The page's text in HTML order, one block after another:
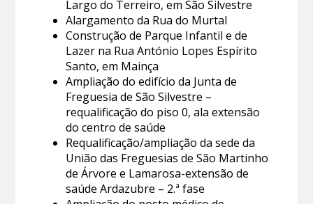
Largo do Terreiro, em São Silvestre
Alargamento da Rua do Murtal
Construção de Parque Infantil e de
Lazer na Rua António Lopes Espírito
Santo, em Mainça
Ampliação do edifício da Junta de
Freguesia de São Silvestre –
requalificação do piso 0, ala extensão
do centro de saúde
Requalificação/ampliação da sede da
União das Freguesias de São Martinho
de Árvore e Lamarosa-extensão de
saúde Ardazubre – 2.ª fase